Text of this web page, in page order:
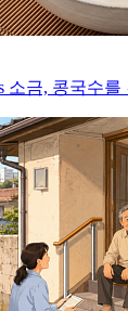
소금, 콩국수를